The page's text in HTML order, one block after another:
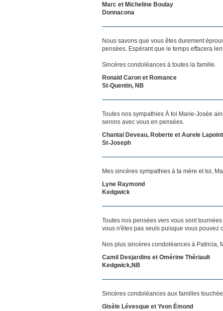
Marc et Micheline Boulay
Donnacona
Nous savons que vous êtes durement
pensées. Espérant que le temps effacera
Sincères condoléances à toutes la famille.
Ronald Caron et Romance
St-Quentin, NB
Toutes nos sympathies À toi Marie-Josée
serons avec vous en pensées.
Chantal Deveau, Roberte et Aurele
St-Joseph
Mes sincères sympathies à ta mère et toi,
Lyne Raymond
Kedgwick
Toutes nos pensées vers vous sont
vous n'êtes pas seuls puisque vous pouvez
Nos plus sincères condoléances à Patricia,
Camil Desjardins et Omérine Thériault
Kedgwick,NB
Sincères condoléances aux familles
Gisèle Lévesque et Yvon Émond